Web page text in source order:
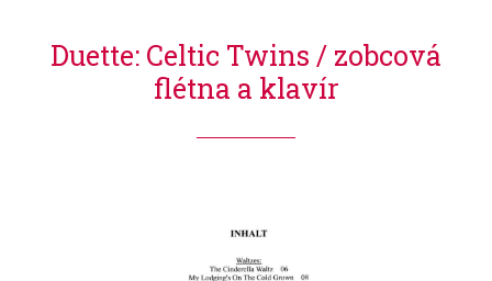
Duette: Celtic Twins / zobcová
flétna a klavír